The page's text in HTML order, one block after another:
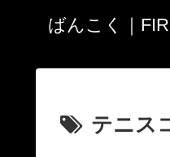
ばんこく｜
テニス